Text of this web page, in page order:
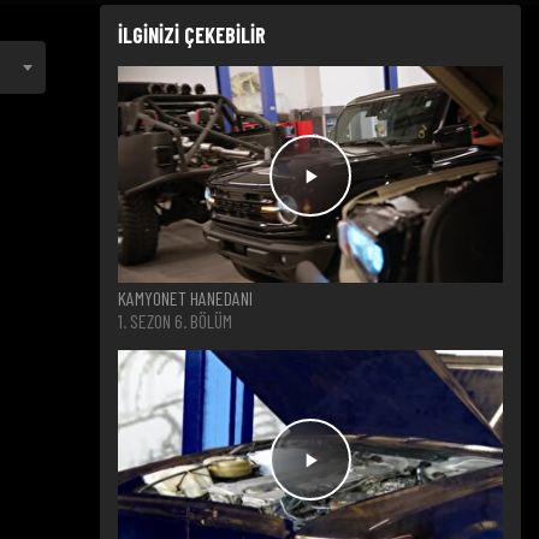
İLGİNİZİ ÇEKEBİLİR
KAMYONET HANEDANI
1. SEZON 6. BÖLÜM